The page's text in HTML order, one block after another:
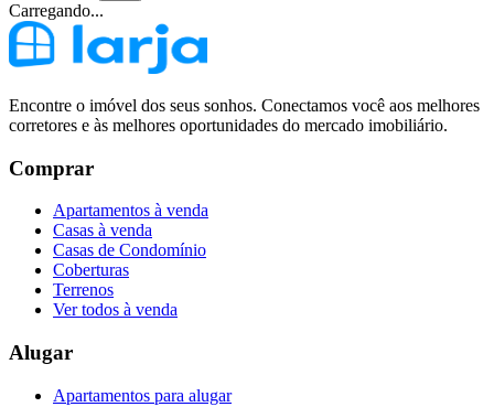
Carregando...
Encontre o imóvel dos seus sonhos. Conectamos você aos melhores
corretores e às melhores oportunidades do mercado imobiliário.
Comprar
Apartamentos à venda
Casas à venda
Casas de Condomínio
Coberturas
Terrenos
Ver todos à venda
Alugar
Apartamentos para alugar